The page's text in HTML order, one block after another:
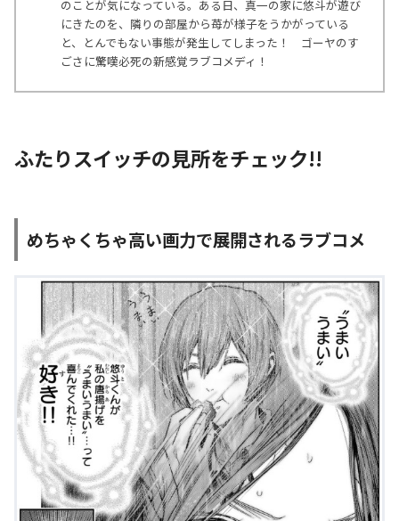
のことが気になっている。ある日、真一の家に悠斗が遊び
にきたのを、隣りの部屋から苺が様子をうかがっている
と、とんでもない事態が発生してしまった！ ゴーヤのす
ごさに驚嘆必死の新感覚ラブコメディ！
ふたりスイッチの見所をチェック!!
めちゃくちゃ高い画力で展開されるラブコメ